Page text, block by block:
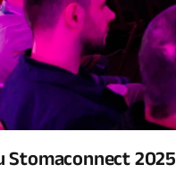
Stomaconnect 2025